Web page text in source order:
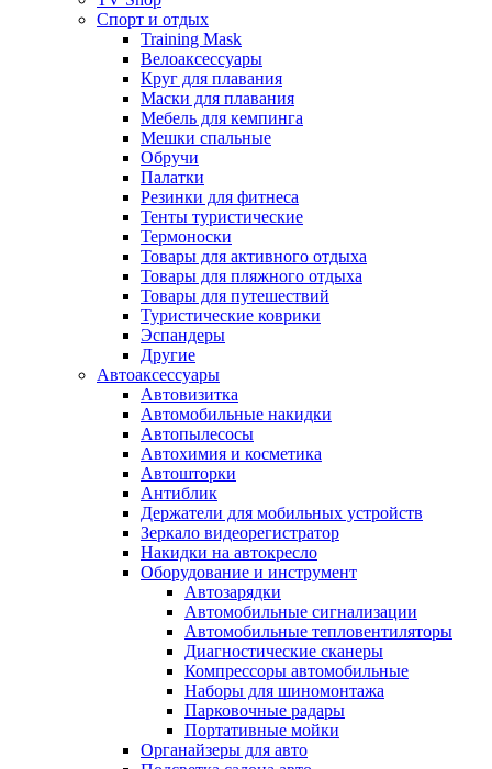
Спорт и отдых
Training Mask
Велоаксессуары
Круг для плавания
Маски для плавания
Мебель для кемпинга
Мешки спальные
Обручи
Палатки
Резинки для фитнеса
Тенты туристические
Термоноски
Товары для активного отдыха
Товары для пляжного отдыха
Товары для путешествий
Туристические коврики
Эспандеры
Другие
Автоаксессуары
Автовизитка
Автомобильные накидки
Автопылесосы
Автохимия и косметика
Автошторки
Антиблик
Держатели для мобильных устройств
Зеркало видеорегистратор
Накидки на автокресло
Оборудование и инструмент
Автозарядки
Автомобильные сигнализации
Автомобильные тепловентиляторы
Диагностические сканеры
Компрессоры автомобильные
Наборы для шиномонтажа
Парковочные радары
Портативные мойки
Органайзеры для авто